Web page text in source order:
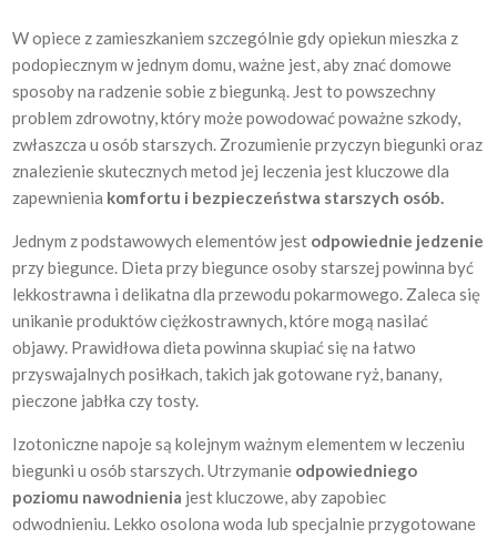
W opiece z zamieszkaniem szczególnie gdy opiekun mieszka z
podopiecznym w jednym domu, ważne jest, aby znać domowe
sposoby na radzenie sobie z biegunką. Jest to powszechny
problem zdrowotny, który może powodować poważne szkody,
zwłaszcza u osób starszych. Zrozumienie przyczyn biegunki oraz
znalezienie skutecznych metod jej leczenia jest kluczowe dla
zapewnienia komfortu i bezpieczeństwa starszych osób.
Jednym z podstawowych elementów jest odpowiednie jedzenie
przy biegunce. Dieta przy biegunce osoby starszej powinna być
lekkostrawna i delikatna dla przewodu pokarmowego. Zaleca się
unikanie produktów ciężkostrawnych, które mogą nasilać
objawy. Prawidłowa dieta powinna skupiać się na łatwo
przyswajalnych posiłkach, takich jak gotowane ryż, banany,
pieczone jabłka czy tosty.
Izotoniczne napoje są kolejnym ważnym elementem w leczeniu
biegunki u osób starszych. Utrzymanie odpowiedniego
poziomu nawodnienia jest kluczowe, aby zapobiec
odwodnieniu. Lekko osolona woda lub specjalnie przygotowane